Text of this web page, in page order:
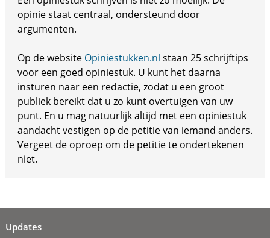
opinie staat centraal, ondersteund door
argumenten.
Op de website Opiniestukken.nl staan 25 schrijftips
voor een goed opiniestuk. U kunt het daarna
insturen naar een redactie, zodat u een groot
publiek bereikt dat u zo kunt overtuigen van uw
punt. En u mag natuurlijk altijd met een opiniestuk
aandacht vestigen op de petitie van iemand anders.
Vergeet de oproep om de petitie te ondertekenen
niet.
Updates